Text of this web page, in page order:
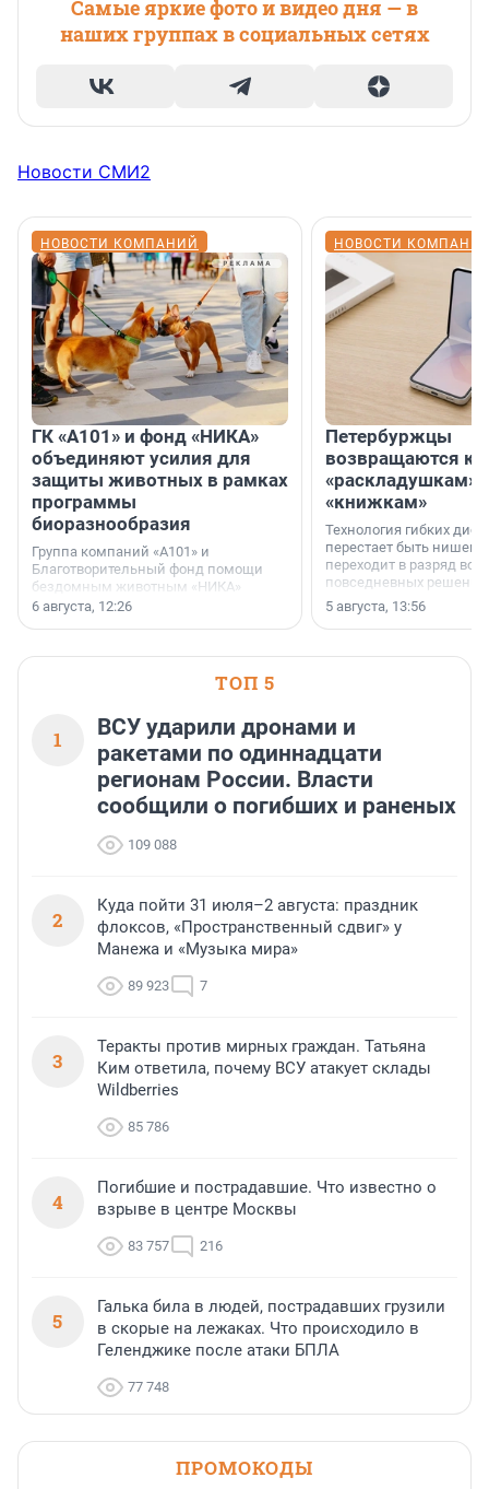
Самые яркие фото и видео дня — в
наших группах в социальных сетях
Новости СМИ2
НОВОСТИ КОМПАНИЙ
ГК «А101» и фонд «НИКА»
объединяют усилия для
защиты животных в рамках
программы
биоразнообразия
Группа компаний «А101» и
Благотворительный фонд помощи
бездомным животным «НИКА»
заключили соглашение о
6 августа, 12:26
НОВОСТИ
Петербуржцы
возвращаются к
«раскладушкам»
«книжкам»
Технология гибких
перестает быть
переходит в разряд
повседневных
5 августа, 13:56
ТОП 5
1
ВСУ ударили дронами и
ракетами по одиннадцати
регионам России. Власти
сообщили о погибших и раненых
109 088
2
Куда пойти 31 июля–2 августа: праздник
флоксов, «Пространственный сдвиг» у
Манежа и «Музыка мира»
89 923 7
3
Теракты против мирных граждан. Татьяна
Ким ответила, почему ВСУ атакует склады
Wildberries
85 786
4
Погибшие и пострадавшие. Что известно о
взрыве в центре Москвы
83 757 216
5
Галька била в людей, пострадавших грузили
в скорые на лежаках. Что происходило в
Геленджике после атаки БПЛА
77 748
ПРОМОКОДЫ